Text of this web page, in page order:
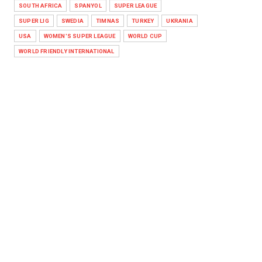
SOUTH AFRICA SPANYOL SUPER LEAGUE
SUPER LIG SWEDIA TIMNAS TURKEY UKRANIA
USA WOMEN'S SUPER LEAGUE WORLD CUP
WORLD FRIENDLY INTERNATIONAL